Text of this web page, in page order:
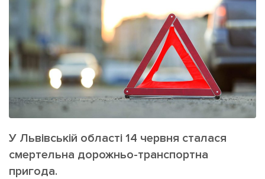
ІНШЕ
Інтерв'ю
Картки
Репортаж
Розслідування
Лонгріди
Прес-релізи
Фото/Відео
Made in Lviv
У Львівській області 14 червня сталася
смертельна дорожньо-транспортна
пригода.